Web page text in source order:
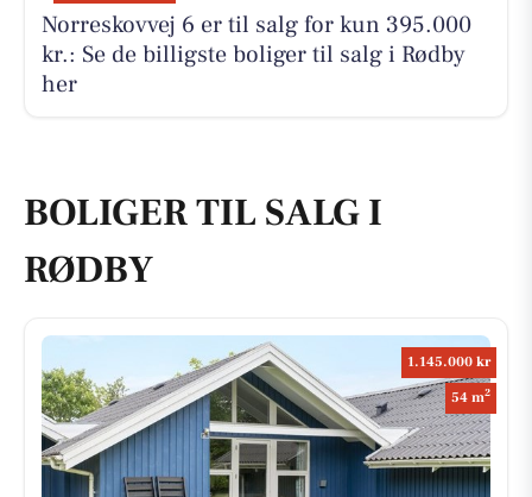
Norreskovvej 6 er til salg for kun 395.000
kr.: Se de billigste boliger til salg i Rødby
her
BOLIGER TIL SALG I
RØDBY
1.145.000 kr
54 m2